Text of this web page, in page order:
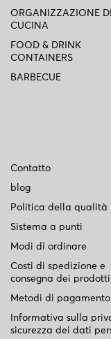
ORGANIZZAZIONE
CUCINA
FOOD & DRINK
CONTAINERS
BARBECUE
Contatto
blog
Politica della qualità
Sistema a punti
Modi di ordinare
Costi di spedizione e
consegna dei prodotti
Metodi di pagamento
Informativa sulla
sicurezza dei dati